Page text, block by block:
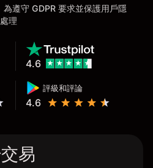
遵守 GDPR 要求並保護用戶隱
理
評級和評論
4.6
4.6
易